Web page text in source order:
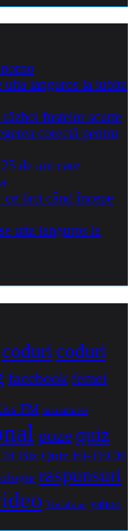
uita languros la iubita
fustelor scurte
corectă pentru
de ani care
ce faci când începe
uita languros la
coduricoduri
facebook femei
FM maramures
pozequiz
Biz Quiz HI-TECH
raspunsuri
Vodafone yahoo